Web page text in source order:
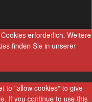
erforderlich. Weitere
finden Sie in unserer
to "allow cookies" to give
If you continue to use this